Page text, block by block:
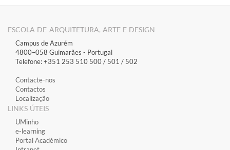
ESCOLA DE ARQUITETURA, ARTE E DESIGN
Campus de Azurém
4800–058 Guimarães​ - Portugal
Telefone: +351 253 510 500 / 501 / 502
Contacte-nos
Contactos
Localização
LINKS ÚTEIS
​UMinho
​e-learning
​Portal Académico